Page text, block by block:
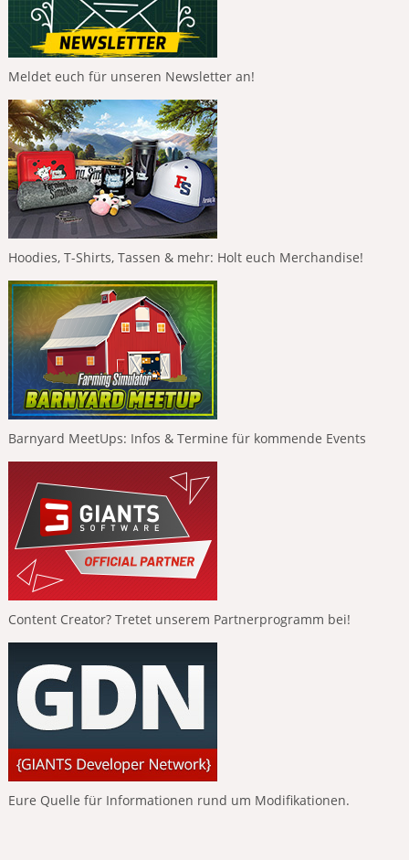
Meldet euch für unseren Newsletter an!
Hoodies, T-Shirts, Tassen & mehr: Holt euch Merchandise!
Barnyard MeetUps: Infos & Termine für kommende Events
Content Creator? Tretet unserem Partnerprogramm bei!
Eure Quelle für Informationen rund um Modifikationen.